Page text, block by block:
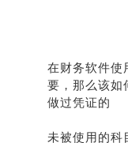
在财务软件使
要，那么该如
做过凭证的
未被使用的科